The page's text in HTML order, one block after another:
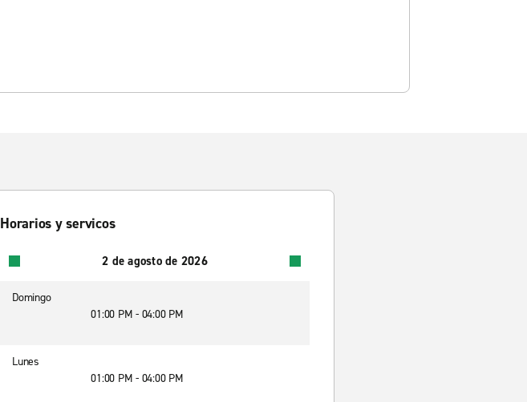
Horarios y servicos
2 de agosto de 2026
Domingo
01:00 PM - 04:00 PM
Lunes
01:00 PM - 04:00 PM